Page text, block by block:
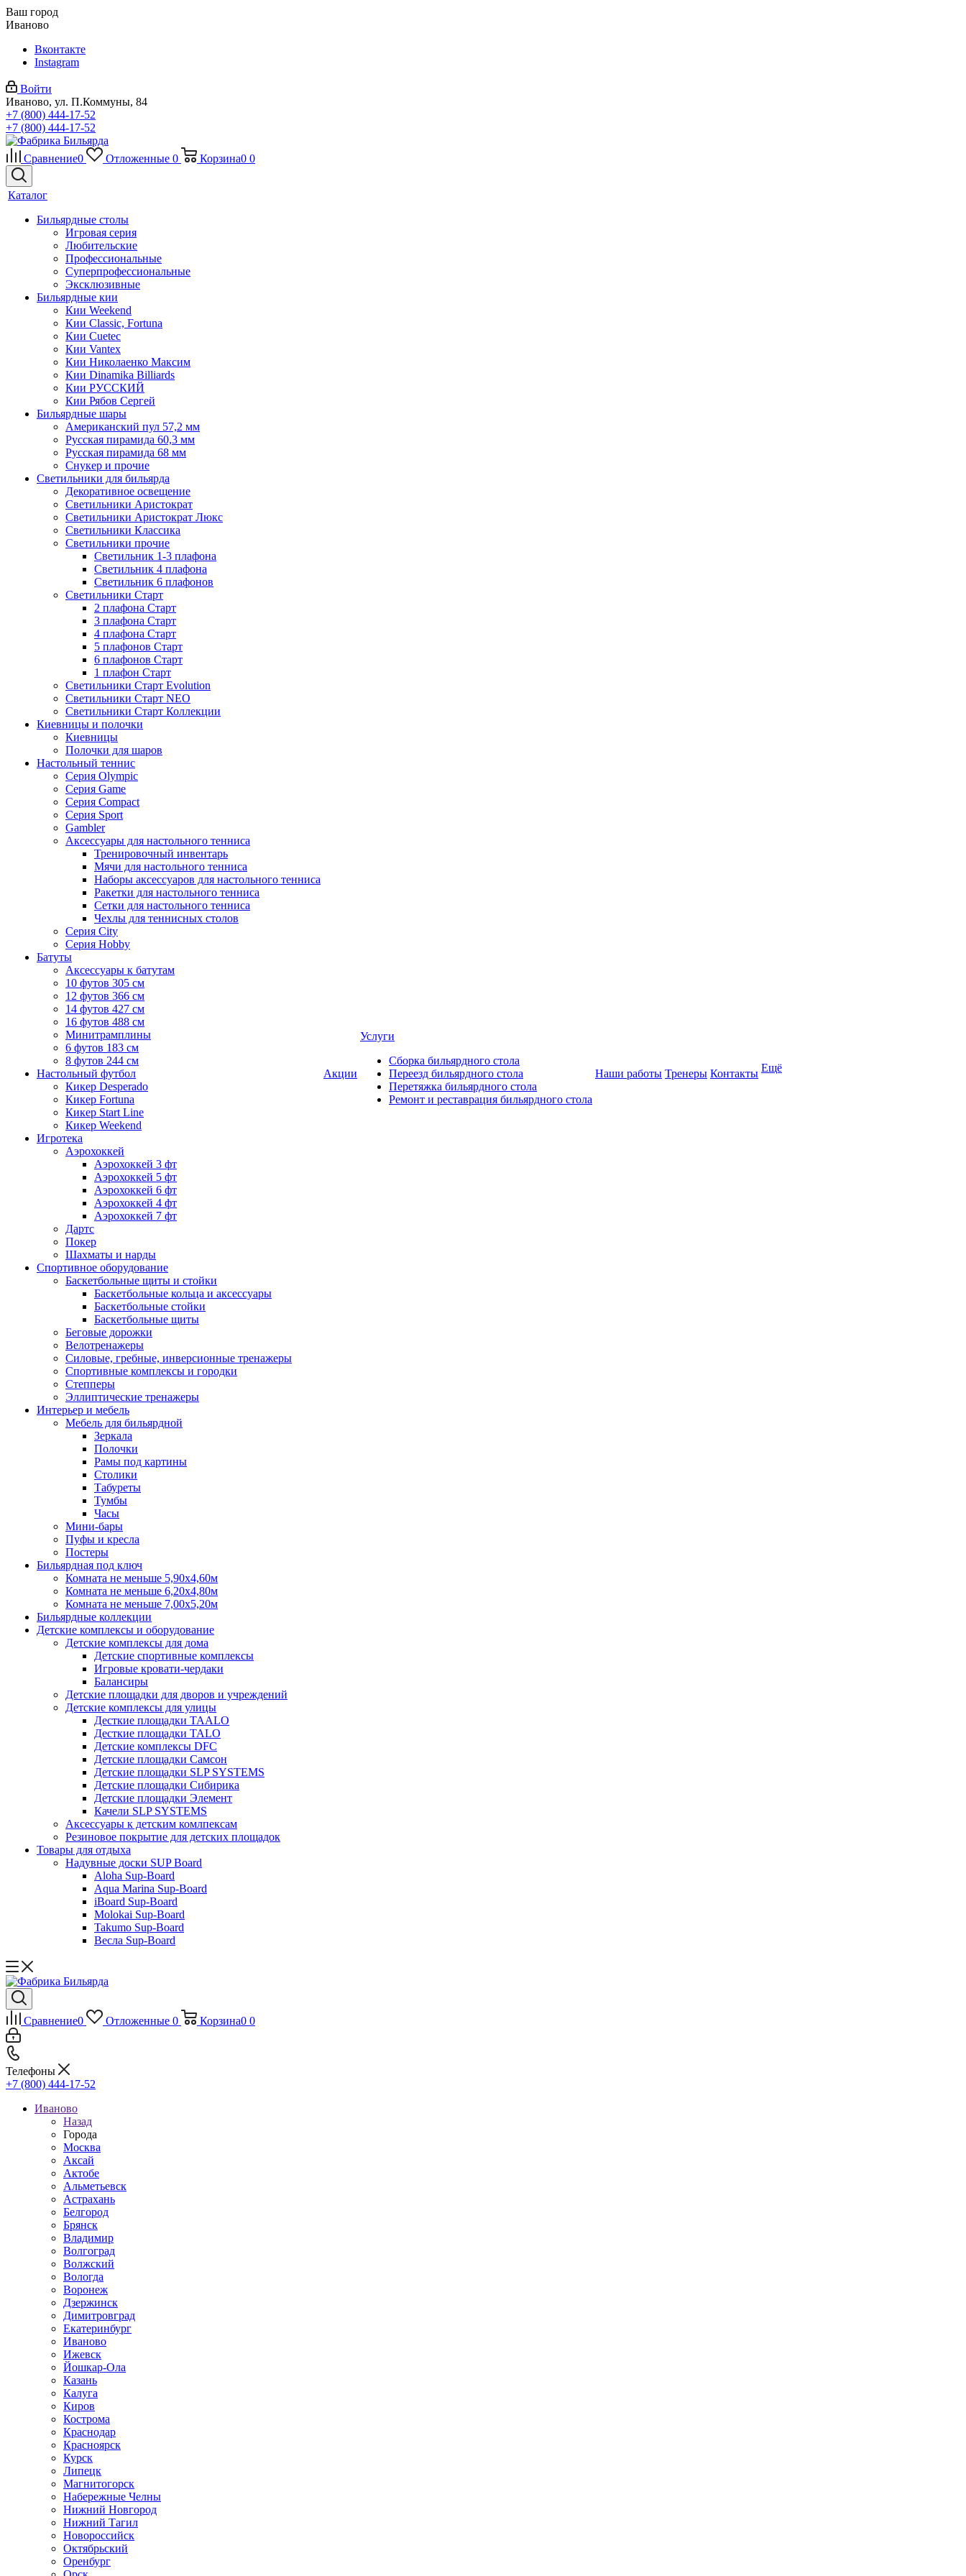
Ваш город
Иваново
Вконтакте
Instagram
Войти
Иваново, ул. П.Коммуны, 84
+7 (800) 444-17-52
+7 (800) 444-17-52
Сравнение0 Отложенные 0 Корзина0 0
Каталог
Бильярдные столы
Игровая серия
Любительские
Профессиональные
Суперпрофессиональные
Эксклюзивные
Бильярдные кии
Кии Weekend
Кии Classic, Fortuna
Кии Cuetec
Кии Vantex
Кии Николаенко Максим
Кии Dinamika Billiards
Кии РУССКИЙ
Кии Рябов Сергей
Бильярдные шары
Американский пул 57,2 мм
Русская пирамида 60,3 мм
Русская пирамида 68 мм
Снукер и прочие
Светильники для бильярда
Декоративное освещение
Светильники Аристократ
Светильники Аристократ Люкс
Светильники Классика
Светильники прочие
Светильник 1-3 плафона
Светильник 4 плафона
Светильник 6 плафонов
Светильники Старт
2 плафона Старт
3 плафона Старт
4 плафона Старт
5 плафонов Старт
6 плафонов Старт
1 плафон Старт
Светильники Старт Evolution
Светильники Старт NEO
Светильники Старт Коллекции
Киевницы и полочки
Киевницы
Полочки для шаров
Настольный теннис
Серия Olympic
Серия Game
Серия Compact
Серия Sport
Gambler
Аксессуары для настольного тенниса
Тренировочный инвентарь
Мячи для настольного тенниса
Наборы аксессуаров для настольного тенниса
Ракетки для настольного тенниса
Сетки для настольного тенниса
Чехлы для теннисных столов
Серия City
Серия Hobby
Батуты
Аксессуары к батутам
10 футов 305 см
12 футов 366 см
14 футов 427 см
16 футов 488 см
Минитрамплины
6 футов 183 см
8 футов 244 см
Настольный футбол
Кикер Desperado
Кикер Fortuna
Кикер Start Line
Кикер Weekend
Игротека
Аэрохоккей
Аэрохоккей 3 фт
Аэрохоккей 5 фт
Аэрохоккей 6 фт
Аэрохоккей 4 фт
Аэрохоккей 7 фт
Дартс
Покер
Шахматы и нарды
Спортивное оборудование
Баскетбольные щиты и стойки
Баскетбольные кольца и аксессуары
Баскетбольные стойки
Баскетбольные щиты
Беговые дорожки
Велотренажеры
Силовые, гребные, инверсионные тренажеры
Спортивные комплексы и городки
Степперы
Эллиптические тренажеры
Интерьер и мебель
Мебель для бильярдной
Зеркала
Полочки
Рамы под картины
Столики
Табуреты
Тумбы
Часы
Мини-бары
Пуфы и кресла
Постеры
Бильярдная под ключ
Комната не меньше 5,90х4,60м
Комната не меньше 6,20х4,80м
Комната не меньше 7,00х5,20м
Бильярдные коллекции
Детские комплексы и оборудование
Детские комплексы для дома
Детские спортивные комплексы
Игровые кровати-чердаки
Балансиры
Детские площадки для дворов и учреждений
Детские комплексы для улицы
Десткие площадки TAALO
Десткие площадки TALO
Детские комплексы DFC
Детские площадки Самсон
Детские площадки SLP SYSTEMS
Детские площадки Сибирика
Детские площадки Элемент
Качели SLP SYSTEMS
Аксессуары к детским комлпексам
Резиновое покрытие для детских площадок
Товары для отдыха
Надувные доски SUP Board
Aloha Sup-Board
Aqua Marina Sup-Board
iBoard Sup-Board
Molokai Sup-Board
Takumo Sup-Board
Весла Sup-Board
Акции
Услуги
Сборка бильярдного стола
Переезд бильярдного стола
Перетяжка бильярдного стола
Ремонт и реставрация бильярдного стола
Наши работы Тренеры Контакты Ещё
Сравнение0 Отложенные 0 Корзина0 0
Телефоны
+7 (800) 444-17-52
Иваново
Назад
Города
Москва
Аксай
Актобе
Альметьевск
Астрахань
Белгород
Брянск
Владимир
Волгоград
Волжский
Вологда
Воронеж
Дзержинск
Димитровград
Екатеринбург
Иваново
Ижевск
Йошкар-Ола
Казань
Калуга
Киров
Кострома
Краснодар
Красноярск
Курск
Липецк
Магнитогорск
Набережные Челны
Нижний Новгород
Нижний Тагил
Новороссийск
Октябрьский
Оренбург